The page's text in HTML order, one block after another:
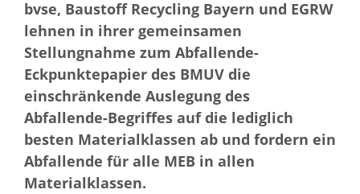
bvse, Baustoff Recycling Bayern und EGRW
lehnen in ihrer gemeinsamen
Stellungnahme zum Abfallende-
Eckpunktepapier des BMUV die
einschränkende Auslegung des
Abfallende-Begriffes auf die lediglich
besten Materialklassen ab und fordern ein
Abfallende für alle MEB in allen
Materialklassen.